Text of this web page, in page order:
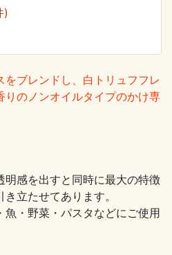
)
ブレンドし、白トリュフフレ
りのノンオイルタイプのかけ専
明感を出すと同時に最大の特徴
立たせてあります。
・野菜・パスタなどにご使用